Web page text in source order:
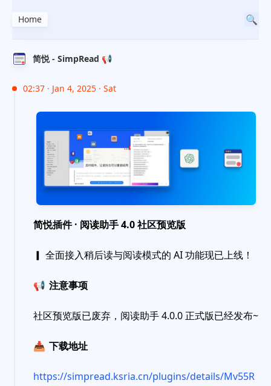
简悦 - SimpRead 📢
02:37 · Jan 4, 2025 · Sat
简悦插件 · 阅读助手 4.0 社区预览版
▎ 全面接入稍后读与阅读模式的 AI 功能现已上线！
📢 注意事项
社区预览版已废弃，阅读助手 4.0.0 正式版已经发布~
📥 下载地址
https://simpread.ksria.cn/plugins/details/Mv55R
Home